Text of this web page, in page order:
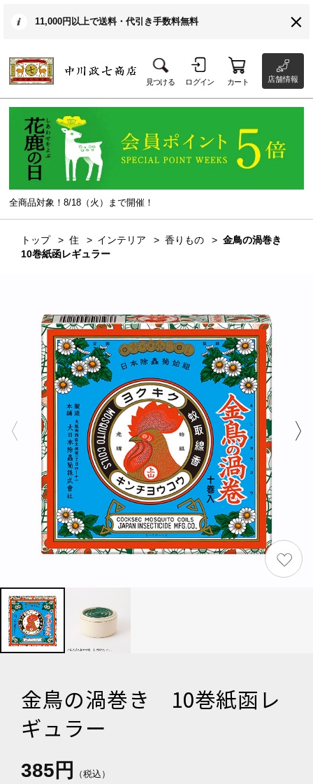
11,000円以上で送料・代引き手数料無料
見つける ログイン カート 店舗情報
全商品対象！8/18（火）まで開催！
トップ 住 インテリア 香りもの
金鳥の渦巻き
10巻紙函レギュラー
金鳥の渦巻き 10巻紙函レ
ギュラー
385円 （税込）